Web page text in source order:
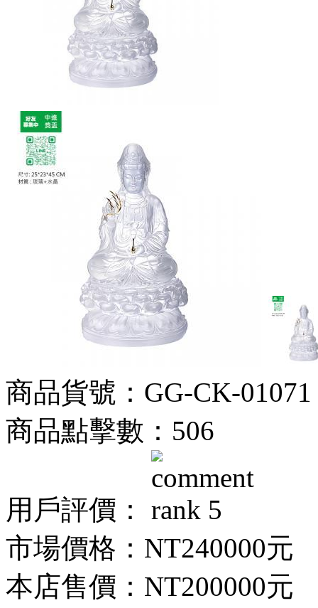
商品貨號：GG-CK-01071
商品點擊數：506
用戶評價：
市場價格： NT240000元
本店售價： NT200000元